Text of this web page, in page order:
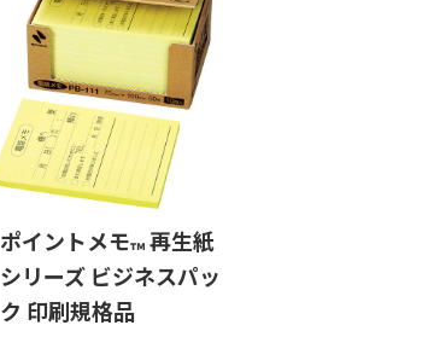
ポイントメモ™再生紙
シリーズ ビジネスパッ
ク 印刷規格品